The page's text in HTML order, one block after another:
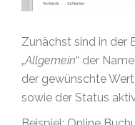
Zunächst sind in der
„Allgemein“ der
der gewünschte
sowie der Status